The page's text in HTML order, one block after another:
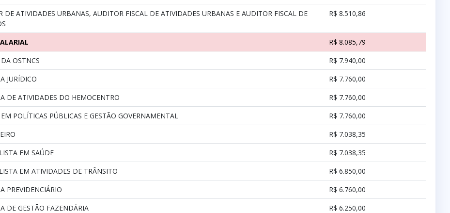
DE ATIVIDADES URBANAS, AUDITOR FISCAL DE ATIVIDADES URBANAS E AUDITOR FISCAL DE
R$ 8.510,86
R$ 8.085,79
OSTNCS
R$ 7.940,00
JURÍDICO
R$ 7.760,00
DE ATIVIDADES DO HEMOCENTRO
R$ 7.760,00
POLÍTICAS PÚBLICAS E GESTÃO GOVERNAMENTAL
R$ 7.760,00
R$ 7.038,35
EM SAÚDE
R$ 7.038,35
EM ATIVIDADES DE TRÂNSITO
R$ 6.850,00
PREVIDENCIÁRIO
R$ 6.760,00
DE GESTÃO FAZENDÁRIA
R$ 6.250,00